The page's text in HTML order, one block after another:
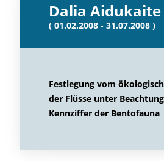
Dalia Aidukaite
( 01.02.2008 - 31.07.2008 )
Festlegung vom
der Flüsse unter
Kennziffer der Bentofauna